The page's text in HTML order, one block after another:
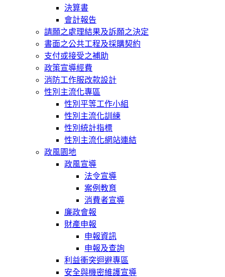
決算書
會計報告
請願之處理結果及訴願之決定
書面之公共工程及採購契約
支付或接受之補助
政策宣導經費
消防工作服改款設計
性別主流化專區
性別平等工作小組
性別主流化訓練
性別統計指標
性別主流化網站連結
政風園地
政風宣導
法令宣導
案例教育
消費者宣導
廉政會報
財產申報
申報資訊
申報及查詢
利益衝突迴避專區
安全與機密維護宣導